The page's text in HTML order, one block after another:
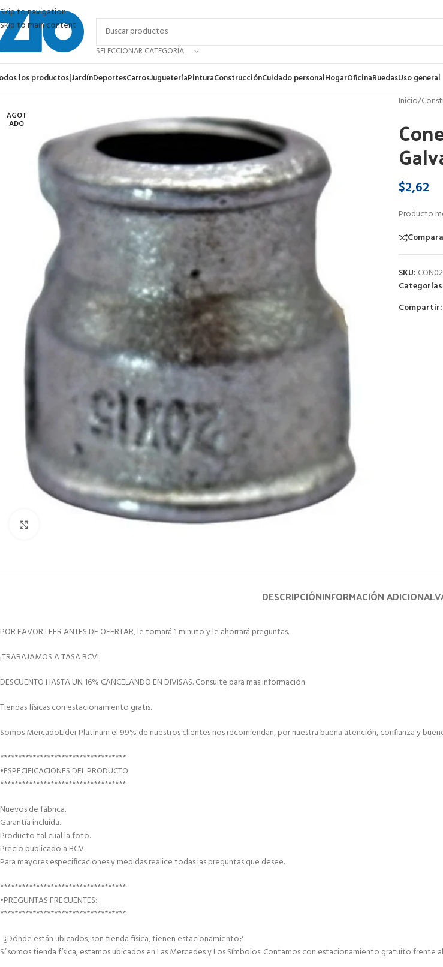
Skip to navigation
Skip to main content
SELECCIONAR CATEGORÍA
los productos|JardínDeportesCarrosJugueteríaPinturaConstrucciónCuidado personalHogarOficinaRuedasUso general
AGOT
ADO
Inicio/
$2,62
Producto
SKU:
Compartir:
DESCRIPCIÓNINFORMACIÓN ADICIONAL
POR FAVOR LEER ANTES DE OFERTAR, le tomará 1 minuto y le ahorrará preguntas.
¡TRABAJAMOS A TASA BCV!
DESCUENTO HASTA UN 16% CANCELANDO EN DIVISAS. Consulte para mas información.
Tiendas físicas con estacionamiento gratis.
Somos MercadoLider Platinum el 99% de nuestros clientes nos recomiendan, por nuestra buena atención, confianza y
***********************************
•ESPECIFICACIONES DEL PRODUCTO
***********************************
Nuevos de fábrica.
Garantía incluida.
Producto tal cual la foto.
Precio publicado a BCV.
Para mayores especificaciones y medidas realice todas las preguntas que desee.
***********************************
•PREGUNTAS FRECUENTES:
***********************************
-¿Dónde están ubicados, son tienda física, tienen estacionamiento?
Sí somos tienda física, estamos ubicados en Las Mercedes y Los Símbolos. Contamos con estacionamiento gratuito frente